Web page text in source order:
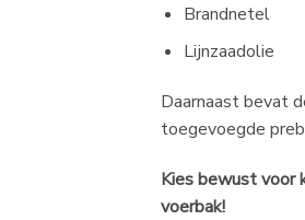
Brandnetel
Lijnzaadolie
Daarnaast bevat
toegevoegde
Kies bewust voor
voerbak!